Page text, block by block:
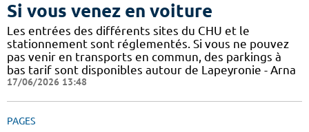
Si vous venez en voiture
Les entrées des différents sites du CHU et le
stationnement sont réglementés. Si vous ne pouvez
pas venir en transports en commun, des parkings à
bas tarif sont disponibles autour de Lapeyronie - Arna
17/06/2026 13:48
PAGES